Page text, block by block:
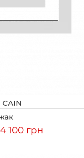
CAIN
100 грн